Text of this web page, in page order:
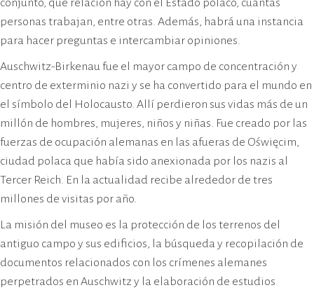
conjunto, qué relación hay con el Estado polaco, cuántas
personas trabajan, entre otras. Además, habrá una instancia
para hacer preguntas e intercambiar opiniones.
Auschwitz-Birkenau fue el mayor campo de concentración y
centro de exterminio nazi y se ha convertido para el mundo en
el símbolo del Holocausto. Allí perdieron sus vidas más de un
millón de hombres, mujeres, niños y niñas. Fue creado por las
fuerzas de ocupación alemanas en las afueras de Oświęcim,
ciudad polaca que había sido anexionada por los nazis al
Tercer Reich. En la actualidad recibe alrededor de tres
millones de visitas por año.
La misión del museo es la protección de los terrenos del
antiguo campo y sus edificios, la búsqueda y recopilación de
documentos relacionados con los crímenes alemanes
perpetrados en Auschwitz y la elaboración de estudios